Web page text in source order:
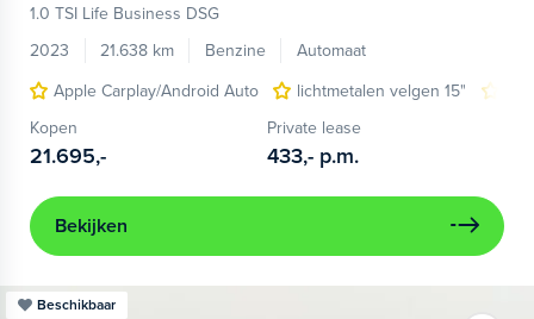
1.0 TSI Life Business DSG
2023
21.638 km Benzine
Automaat
Apple Carplay/Android Auto
lichtmetalen velgen 15"
Kopen
21.695,-
Private lease
433,- p.m.
Bekijken
Beschikbaar